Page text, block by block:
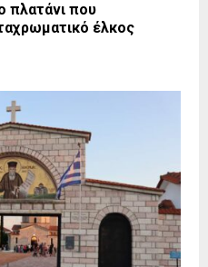
πλατάνι που
έλκος